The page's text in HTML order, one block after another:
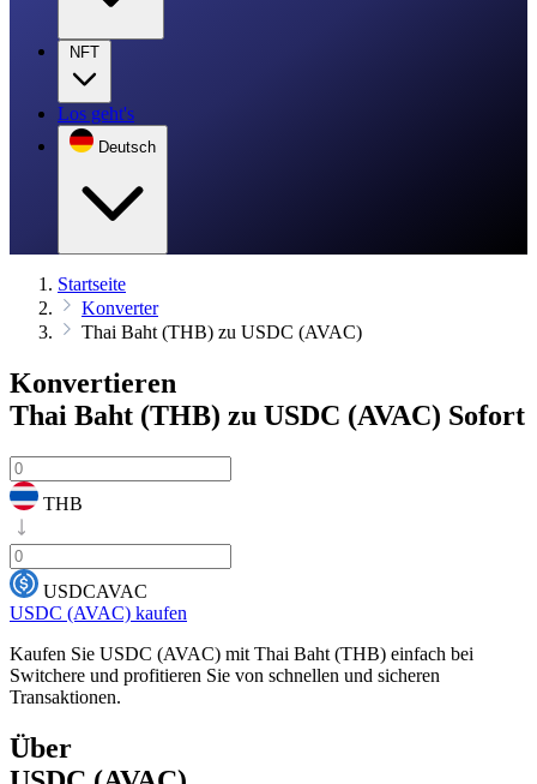
NFT
Los geht's
Deutsch
Startseite
Konverter
Thai Baht (THB) zu USDC (AVAC)
Konvertieren
Thai Baht (THB) zu USDC (AVAC) Sofort
THB
USDCAVAC
USDC (AVAC) kaufen
Kaufen Sie USDC (AVAC) mit Thai Baht (THB) einfach bei
Switchere und profitieren Sie von schnellen und sicheren
Transaktionen.
Über